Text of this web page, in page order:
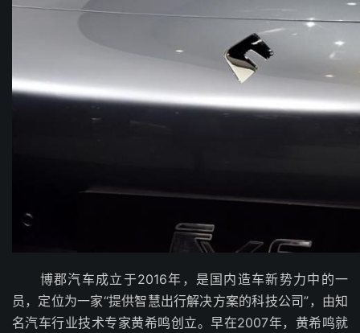
博郡汽车成立于2016年，是国内造车新势力中的一
员，定位为一家“提供智慧出行解决方案的科技公司”，由知
名汽车行业技术专家黄希鸣创立。早在2007年，黄希鸣就